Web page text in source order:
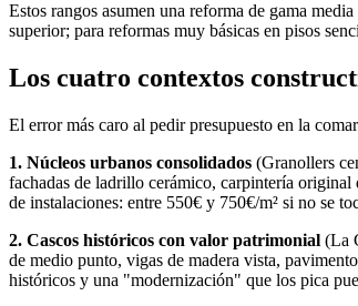
Estos rangos asumen una reforma de gama
superior; para reformas muy básicas en pisos
Los cuatro contextos
El error más caro al pedir presupuesto en la
1. Núcleos urbanos consolidados (Granollers
fachadas de ladrillo cerámico, carpintería
de instalaciones: entre 550€ y 750€/m² si no se
2. Cascos históricos con valor patrimonial (La
de medio punto, vigas de madera vista,
históricos y una "modernización" que los pica